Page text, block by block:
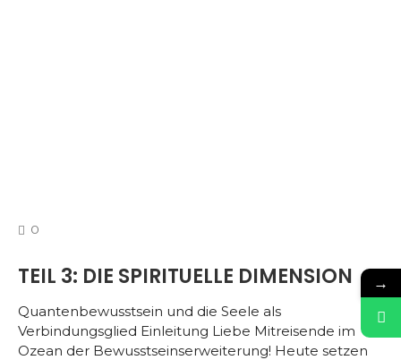
0
TEIL 3: DIE SPIRITUELLE DIMENSION
Quantenbewusstsein und die Seele als
Verbindungsglied Einleitung Liebe Mitreisende im
Ozean der Bewusstseinserweiterung! Heute setzen
→